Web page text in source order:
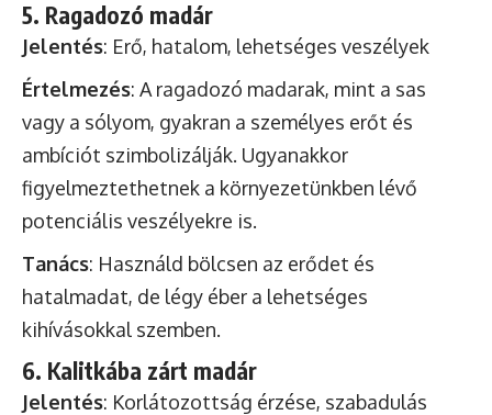
5. Ragadozó madár
Jelentés: Erő, hatalom, lehetséges veszélyek
Értelmezés: A ragadozó madarak, mint a sas
vagy a sólyom, gyakran a személyes erőt és
ambíciót szimbolizálják. Ugyanakkor
figyelmeztethetnek a környezetünkben lévő
potenciális veszélyekre is.
Tanács: Használd bölcsen az erődet és
hatalmadat, de légy éber a lehetséges
kihívásokkal szemben.
6. Kalitkába zárt madár
Jelentés: Korlátozottság érzése, szabadulás